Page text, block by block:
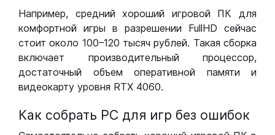
Например, средний хороший игровой ПК для
комфортной игры в разрешении FullHD сейчас
стоит около 100–120 тысяч рублей. Такая сборка
включает производительный процессор,
достаточный объем оперативной памяти и
видеокарту уровня RTX 4060.
Как собрать РС для игр без ошибок